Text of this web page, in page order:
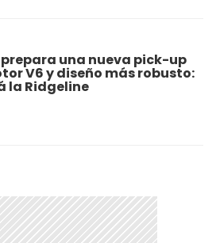
una nueva pick-up
V6 y diseño más robusto:
la Ridgeline